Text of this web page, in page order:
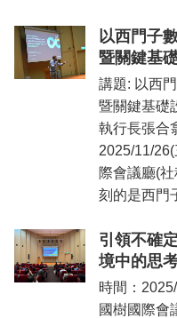
以西門子
暨關鍵基
講題: 以西
暨關鍵基礎
執行長張合
2025/11/
際會議廳(
刻的是西門
引領不確
境中的思
時間：
國樹國際會